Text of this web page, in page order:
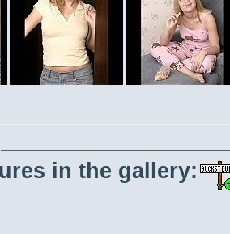
in the gallery: